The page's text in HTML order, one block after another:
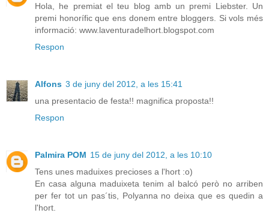
Hola, he premiat el teu blog amb un premi Liebster. Un
premi honorífic que ens donem entre bloggers. Si vols més
informació: www.laventuradelhort.blogspot.com
Respon
Alfons 3 de juny del 2012, a les 15:41
una presentacio de festa!! magnifica proposta!!
Respon
Palmira POM 15 de juny del 2012, a les 10:10
Tens unes maduixes precioses a l'hort :o)
En casa alguna maduixeta tenim al balcó però no arriben
per fer tot un pas´tis, Polyanna no deixa que es quedin a
l'hort.